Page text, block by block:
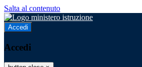
Salta al contenuto
Accedi
Accedi